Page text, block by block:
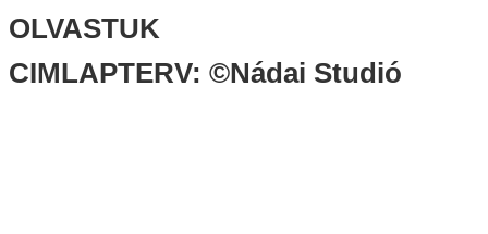
OLVASTUK
CIMLAPTERV: ©Nádai Studió